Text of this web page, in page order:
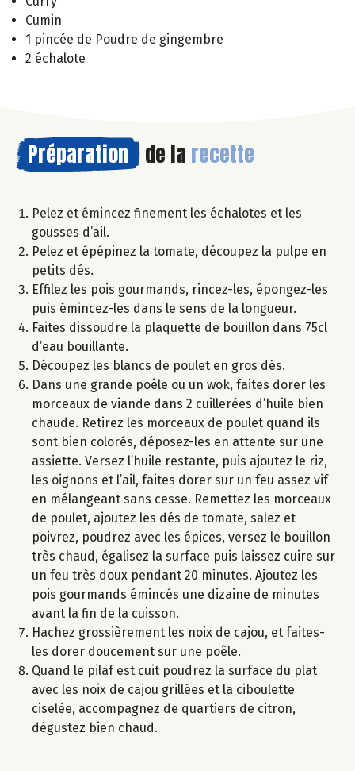
Cumin
1 pincée de Poudre de gingembre
2 échalote
Préparation de la recette
Pelez et émincez finement les échalotes et les
gousses d’ail.
Pelez et épépinez la tomate, découpez la pulpe en
petits dés.
Effilez les pois gourmands, rincez-les, épongez-les
puis émincez-les dans le sens de la longueur.
Faites dissoudre la plaquette de bouillon dans 75cl
d’eau bouillante.
Découpez les blancs de poulet en gros dés.
Dans une grande poêle ou un wok, faites dorer les
morceaux de viande dans 2 cuillerées d’huile bien
chaude. Retirez les morceaux de poulet quand ils
sont bien colorés, déposez-les en attente sur une
assiette. Versez l’huile restante, puis ajoutez le riz,
les oignons et l’ail, faites dorer sur un feu assez vif
en mélangeant sans cesse. Remettez les morceaux
de poulet, ajoutez les dés de tomate, salez et
poivrez, poudrez avec les épices, versez le bouillon
très chaud, égalisez la surface puis laissez cuire sur
un feu très doux pendant 20 minutes. Ajoutez les
pois gourmands émincés une dizaine de minutes
avant la fin de la cuisson.
Hachez grossièrement les noix de cajou, et faites-
les dorer doucement sur une poêle.
Quand le pilaf est cuit poudrez la surface du plat
avec les noix de cajou grillées et la ciboulette
ciselée, accompagnez de quartiers de citron,
dégustez bien chaud.